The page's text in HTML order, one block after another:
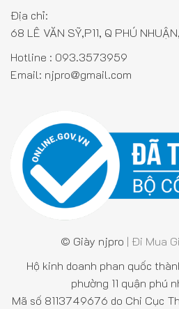
Địa chỉ:
68 LÊ VĂN SỸ,P11, Q PHÚ
Hotline : 093.3573959
Email: njpro@gmail.com
© Giày njpro | Đi Mua
Hộ kinh doanh phan quốc
phường 11 quận phú
Mã số 8113749676 do Chi Cục